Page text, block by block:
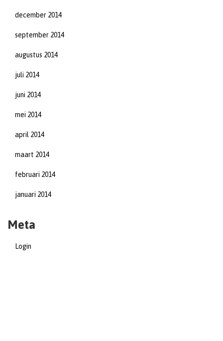
december 2014
september 2014
augustus 2014
juli 2014
juni 2014
mei 2014
april 2014
maart 2014
februari 2014
januari 2014
Meta
Login